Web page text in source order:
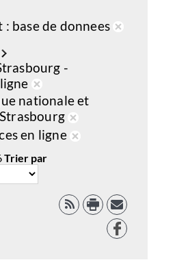
de
base de donnees
-
Retirer
de
la
recherche
courante
nationale et
Retirer
courante
en ligne
recherche
courante
Trier par
RSS
Facebook